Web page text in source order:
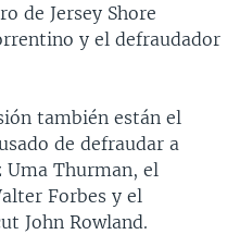
de Jersey Shore
y el defraudador
también están el
de defraudar a
Uma Thurman, el
Forbes y el
John Rowland.